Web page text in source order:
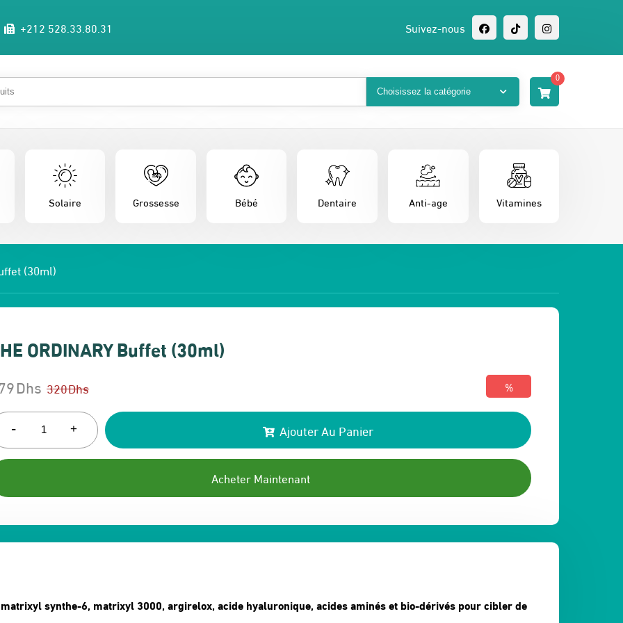
+212 528.33.80.31 Suivez-nous
0
Solaire Grossesse Bébé Dentaire Anti-age Vitamines
(30ml)
ORDINARY Buffet (30ml)
320Dhs
Le
:
Dhs.
Dhs
Le
:
Dhs.
%
- + Ajouter Au Panier
Acheter Maintenant
synthe-6, matrixyl 3000, argirelox, acide hyaluronique, acides aminés et bio-dérivés pour cibler de